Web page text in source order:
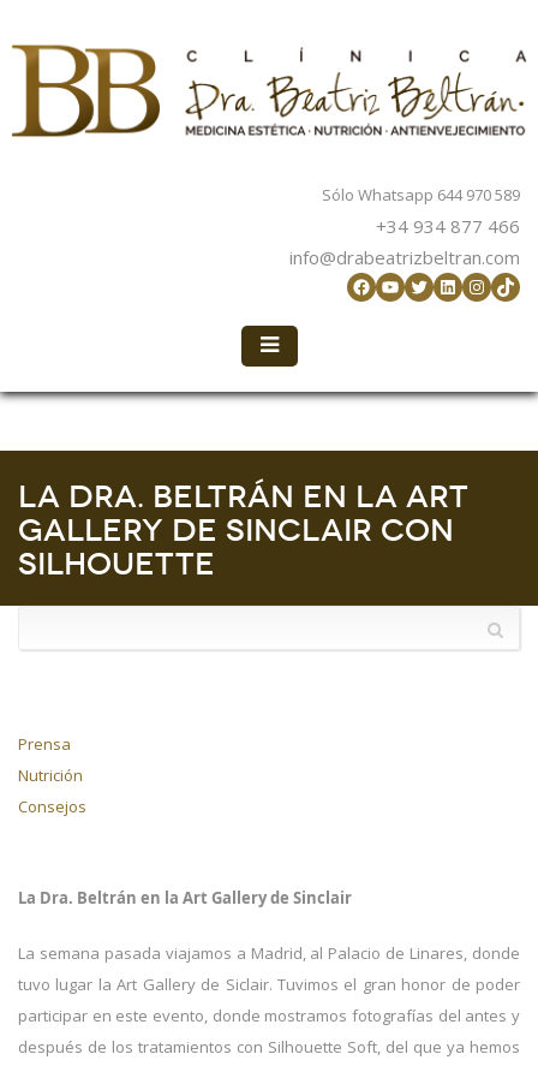
Sólo Whatsapp 644 970 589
+34 934 877 466
info@drabeatrizbeltran.com
Facebook
YouTube
Twitter
LinkedIn
La Dra. Beltrán en la Art
Gallery de Sinclair con
Silhouette
Prensa
Nutrición
Consejos
La Dra. Beltrán en la Art Gallery de Sinclair
La semana pasada viajamos a Madrid, al Palacio de Linares, donde
tuvo lugar la Art Gallery de Siclair. Tuvimos el gran honor de poder
participar en este evento, donde mostramos fotografías del antes y
después de los tratamientos con Silhouette Soft, del que ya hemos